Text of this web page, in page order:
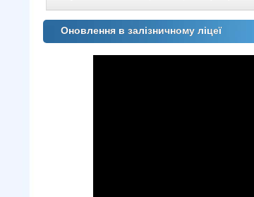
Оновлення в залізничному ліцеї